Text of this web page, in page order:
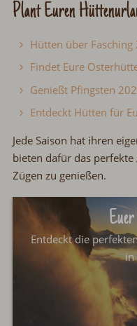
Plant Euren
Hütten über
Findet Eure
Genießt Pfingsten
Entdeckt Hütten für
Jede Saison hat ihren
bieten dafür das
Zügen zu genießen.
Entdeckt die
in